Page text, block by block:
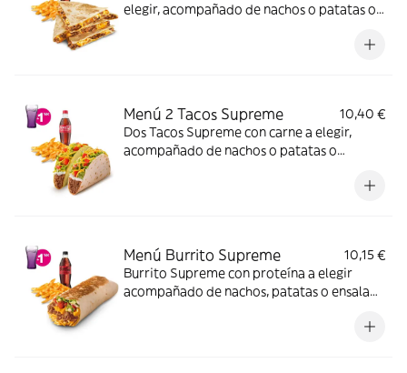
elegir, acompañado de nachos o patatas o
(La imagen muestra una Quesadilla partida
Menú 2 Tacos Supreme
10,40 €
Dos Tacos Supreme con carne a elegir,
acompañado de nachos o patatas o
Menú Burrito Supreme
10,15 €
Burrito Supreme con proteína a elegir
acompañado de nachos, patatas o ensalada